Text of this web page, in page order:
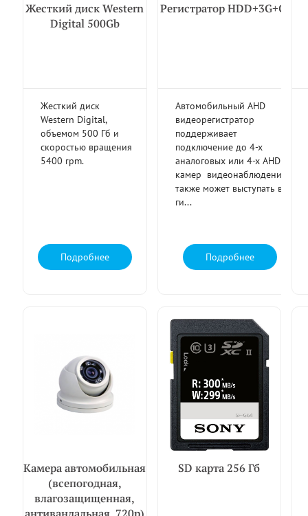
Жесткий диск Western
Digital 500Gb
Жесткий диск
Western Digital,
объемом 500 Гб и
скоростью вращения
5400 rpm.
Подробнее
Регистратор HDD+3G+GPS
Автомобильный AHD
видеорегистратор
поддерживает
подключение до 4-х
аналоговых или 4-х AHD
камер видеонаблюдения,
также может выступать в
ги...
Подробнее
Камера автомобильная
(всепогодная,
влагозащищенная,
SD карта 256 Гб